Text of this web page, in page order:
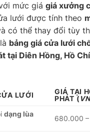
mức giá giá xưởng
lưới được tính theo
có thể thay đổi tùy
bảng giá cửa lưới
tại Diên Hồng, Hồ
LƯỚI
GIÁ TẠI
PHÁT (
dạng lùa
680.000